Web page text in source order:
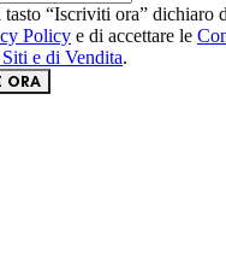
tasto “Iscriviti ora” dichiaro
Policy e di accettare le
e di Vendita.
ORA